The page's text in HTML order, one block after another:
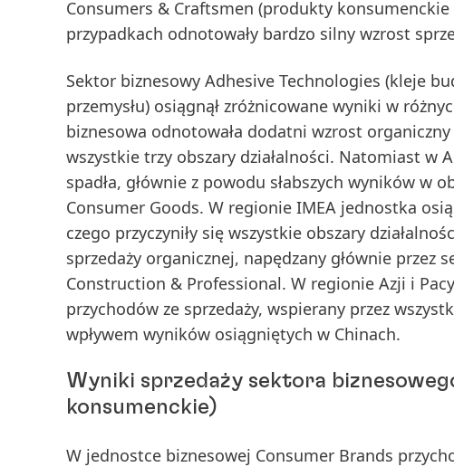
Consumers & Craftsmen (produkty
przypadkach odnotowały bardzo silny wzrost
Sektor biznesowy Adhesive Technologies (kleje
przemysłu) osiągnął zróżnicowane wyniki w
biznesowa odnotowała dodatni wzrost
wszystkie trzy obszary działalności. Natomiast w
spadła, głównie z powodu słabszych wyników w
Consumer Goods. W regionie IMEA jednostka
czego przyczyniły się wszystkie obszary
sprzedaży organicznej, napędzany głównie
Construction & Professional. W regionie Azji i
przychodów ze sprzedaży, wspierany przez
wpływem wyników osiągniętych w Chinach.
Wyniki sprzedaży sektora
konsumenckie)
W jednostce biznesowej Consumer Brands